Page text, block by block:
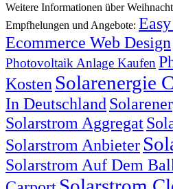
Weitere Informationen über
Empfhelungen und Angebote:
Ecommerce Web Design
Photovoltaik Anlage Kaufen
Kosten Solarenergie
In Deutschland
Solarstrom Aggregat
Solarstrom Anbieter
Solarstrom Auf Dem